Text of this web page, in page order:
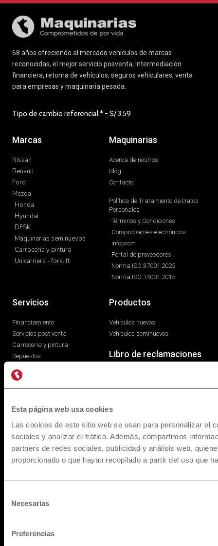
Esta página web usa cookies
Las cookies de este sitio web se usan para personalizar el
sociales y analizar el tráfico. Además, compartimos
partners de redes sociales, publicidad y análisis web,
proporcionado o que hayan recopilado a partir del uso que
Necesarias
Preferencias
68 años ofreciendo al mercado vehículos de marcas
reconocidas, el mejor servicio posventa, intermediación
financiera, retoma de vehículos, seguros vehiculares, venta
para empresas y maquinaria pesada.
Tipo de cambio referencial * - S/3.59
Marcas
Nissan
Renault
Ford
Mazda
Honda
Hyundai
DFSK
Maquinarias seminuevos
Carroceria y pintura
Unicarriers - forklift
Maquinarias
Acerca de nostros
Blog
Contacto
Política de Tratamiento de Datos
Personales
Términos y Condiciones
Comprobantes electrónicos
Infoprom
Portal de proveedores
Norma ISO 37001:2025
Norma ISO 14001:2015
Servicios
Financiamiento
Servicios post venta
Carroceria y pintura
Repuestos
Productos
Vehículos nuevos
Vehículos seminuevos
Libro de reclamaciones
* Los precios y versiones de los modelos mostrados en
precios incluyen IGV y pueden sufrir cambios o variaciones al
desembolso, para mayor información solicita una cotización.